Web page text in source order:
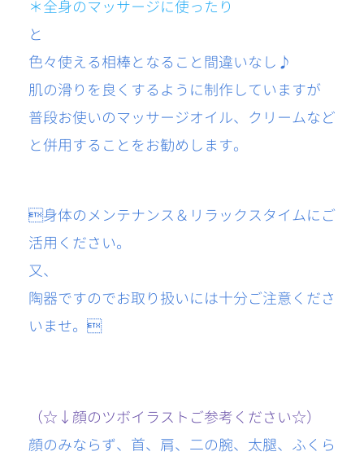
＊全身のマッサージに使ったり
と
色々使える相棒となること間違いなし♪
肌の滑りを良くするように制作していますが
普段お使いのマッサージオイル、クリームなど
と併用することをお勧めします。
身体のメンテナンス＆リラックスタイムにご
活用ください。
又、
陶器ですのでお取り扱いには十分ご注意くださ
いませ。
（☆↓顔のツボイラストご参考ください☆）
顔のみならず、首、肩、二の腕、太腿、ふくら